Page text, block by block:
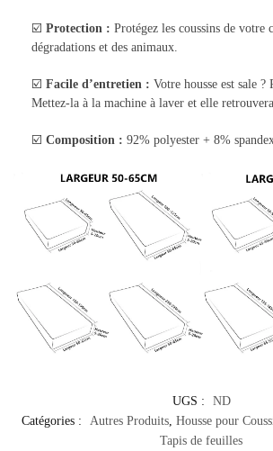
☑️ Protection : Protégez les coussins de votre
dégradations et des animaux.
☑️ Facile d’entretien : Votre housse est sale ?
Mettez-la à la machine à laver et elle
☑️ Composition : 92% polyester + 8%
UGS :
ND
Catégories :
Autres Produits, Housse pour
Tapis de feuilles